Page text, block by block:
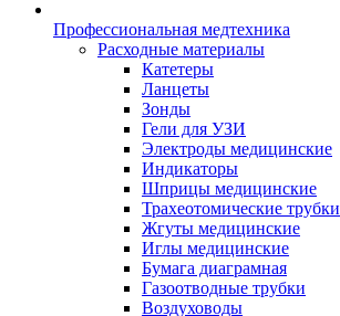
Профессиональная медтехника
Расходные материалы
Катетеры
Ланцеты
Зонды
Гели для УЗИ
Электроды медицинские
Индикаторы
Шприцы медицинские
Трахеотомические трубки
Жгуты медицинские
Иглы медицинские
Бумага диаграмная
Газоотводные трубки
Воздуховоды